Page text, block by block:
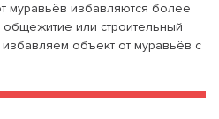
избавляются более
или строительный
объект от муравьёв с